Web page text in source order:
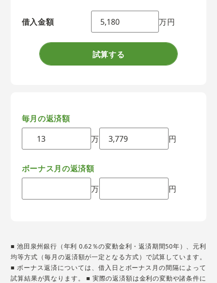
借入金額 万円
試算する
毎月の返済額
万
円
ボーナス月の返済額
万
円
■ 池田泉州銀行（年利 0.62％の変動金利・返済期間50年）、元利
均等方式（毎月の返済額が一定となる方式）で試算しています。
■ ボーナス返済については、借入日とボーナス月の間隔によって
試算結果が異なります。 ■ 実際の返済額は金利の変動や諸条件に